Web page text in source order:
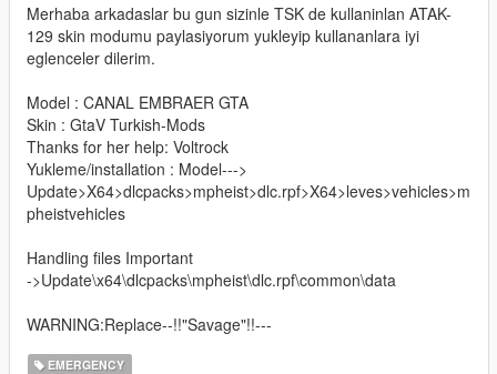
Merhaba arkadaslar bu gun sizinle TSK de kullaninlan ATAK-
129 skin modumu paylasiyorum yukleyip kullananlara iyi
eglenceler dilerim.
Model : CANAL EMBRAER GTA
Skin : GtaV Turkish-Mods
Thanks for her help: Voltrock
Yukleme/installation : Model--->
Update>X64>dlcpacks>mpheist>dlc.rpf>X64>leves>vehicles>m
pheistvehicles
Handling files Important
->Update\x64\dlcpacks\mpheist\dlc.rpf\common\data
WARNING:Replace--!!"Savage"!!---
EMERGENCY